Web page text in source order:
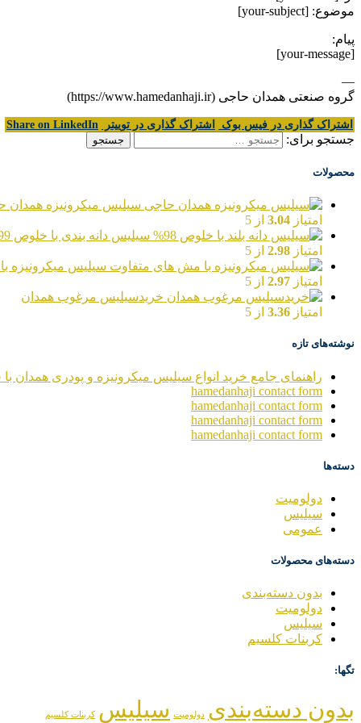
موضوع: [your-subject]
پیام:
[your-message]
—
گروه صنعتی همدان حاجی (https://www.hamedanhaji.ir)
اشتراک گذاری در فیس بوک اشتراک گذاری در توییتر Share on LinkedIn
جستجو برای:
محصولات
سیلیس میکرونیزه همدان
امتیاز 3.04 از 5
سیلیس دانه بندی با خلوص 99%
امتیاز 2.98 از 5
سیلیس میکرونیزه
امتیاز 2.97 از 5
خریدسیلیس مرغوب همدان
امتیاز 3.36 از 5
نوشته‌های تازه
راهنمای جامع خرید انواع سیلیس میکرونیزه و پودری همدان با
hamedanhaji contact form
hamedanhaji contact form
hamedanhaji contact form
hamedanhaji contact form
دسته‌ها
دولومیت
سیلیس
عمومی
دسته‌های محصولات
بدون دسته‌بندی
دولومیت
سیلیس
کربنات کلسیم
تگها:
بدون دسته‌بندی دولومیت سیلیس کربنات کلسیم